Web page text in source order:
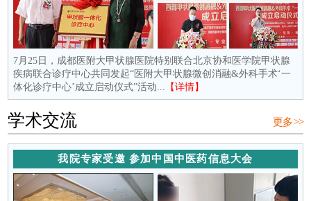
7月25日，成都医附大甲状腺医院特别联合北京协和医学院甲状腺
疾病联合诊疗中心共同发起“医附大甲状腺微创消融&外科手术‘一
体化诊疗中心’成立启动仪式”活动...
【详情】
学术交流 更多 >>
我院专家受邀 参加中国中医药信息大会